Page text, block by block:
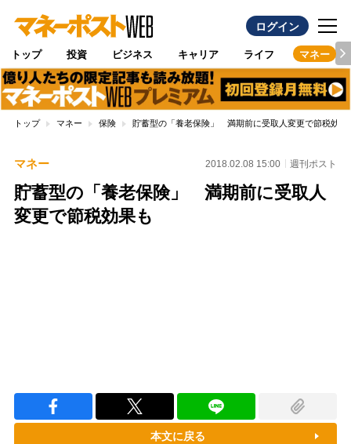
ログイン
トップ 投資 ビジネス キャリア ライフ マネー
トップ マネー 保険 貯蓄型の「養老保険」 満期前に受取人変更で節税効果
マネー 2018.02.08 15:00 週刊ポスト
貯蓄型の「養老保険」 満期前に受取人
変更で節税効果も
本文に戻る